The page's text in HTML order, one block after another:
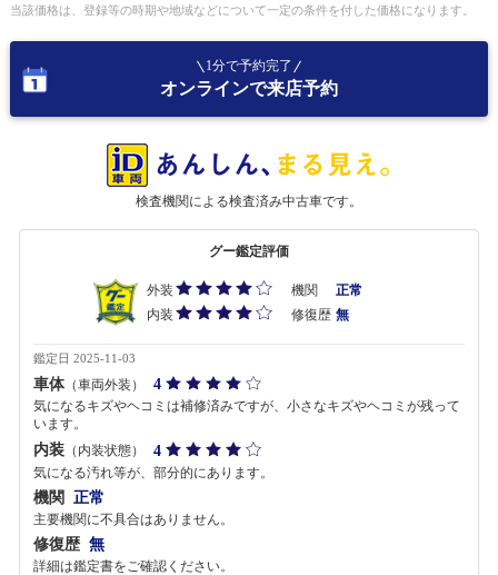
当該価格は、登録等の時期や地域などについて一定の条件を付した価格になります。
1分で予約完了
オンラインで来店予約
検査機関による検査済み中古車です。
グー鑑定評価
外装 機関
正常
内装
修復歴 無
鑑定日 2025-11-03
車体（車両外装） 4
気になるキズやヘコミは補修済みですが、小さなキズやヘコミが残って
います。
内装 （内装状態） 4
気になる汚れ等が、部分的にあります。
機関 正常
主要機関に不具合はありません。
修復歴 無
詳細は鑑定書をご確認ください。